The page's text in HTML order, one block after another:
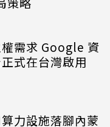
需求 Google 資
式在台灣啟用
力設施落腳內蒙